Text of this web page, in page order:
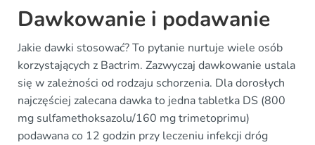
Dawkowanie i podawanie
Jakie dawki stosować? To pytanie nurtuje wiele osób
korzystających z Bactrim. Zazwyczaj dawkowanie ustala
się w zależności od rodzaju schorzenia. Dla dorosłych
najczęściej zalecana dawka to jedna tabletka DS (800
mg sulfamethoksazolu/160 mg trimetoprimu)
podawana co 12 godzin przy leczeniu infekcji dróg